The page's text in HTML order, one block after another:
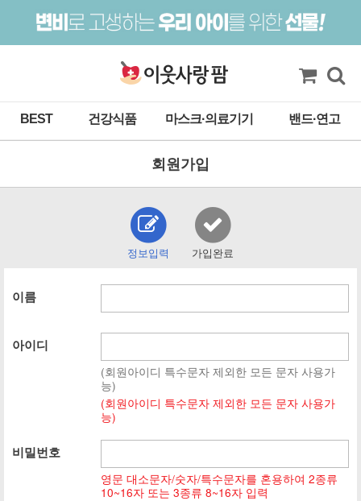
BEST 건강식품 마스크·의료기기 밴드·연고
회원가입
정보입력 가입완료
이름
아이디
(회원아이디 특수문자 제외한 모든 문자 사용가
능)
(회원아이디 특수문자 제외한 모든 문자 사용가
능)
비밀번호
영문 대소문자/숫자/특수문자를 혼용하여 2종류
10~16자 또는 3종류 8~16자 입력